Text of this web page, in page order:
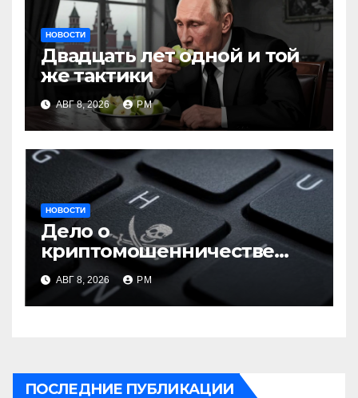
НОВОСТИ
Двадцать лет одной и той
же тактики
АВГ 8, 2026 РМ
НОВОСТИ
Дело о
криптомошенничестве
оборачивают в содействие
терроризму
АВГ 8, 2026 РМ
ПОСЛЕДНИЕ ПУБЛИКАЦИИ